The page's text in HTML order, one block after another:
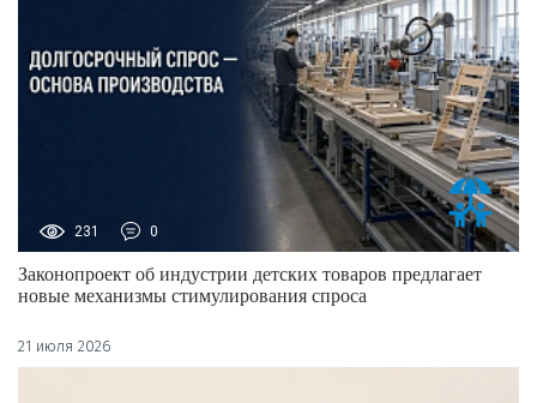
231 0
Законопроект об индустрии детских товаров предлагает
новые механизмы стимулирования спроса
21 июля 2026